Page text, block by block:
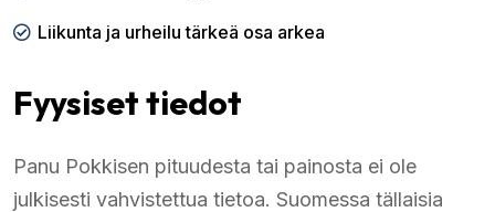
Liikunta ja urheilu tärkeä osa arkea
Fyysiset tiedot
Panu Pokkisen pituudesta tai painosta ei ole
julkisesti vahvistettua tietoa. Suomessa tällaisia